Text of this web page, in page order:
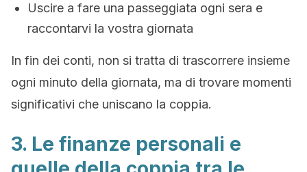
Uscire a fare una passeggiata ogni sera e
raccontarvi la vostra giornata
In fin dei conti, non si tratta di trascorrere insieme
ogni minuto della giornata, ma di trovare momenti
significativi che uniscano la coppia.
3. Le finanze personali e